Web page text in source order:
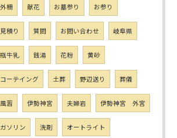
外柵 献花 お墓参り お参り
見積り 質問 お問い合わせ 岐阜県
瓶牛乳 銭湯 花粉 黄砂
コーテイング 土葬 野辺送り 葬儀
風習 伊勢神宮 夫婦岩 伊勢神宮 外宮
ガソリン 洗剤 オートライト